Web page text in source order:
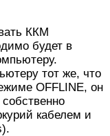
ККМ
будет в
тот же, что
OFFLINE, он
собственно
кабелем и